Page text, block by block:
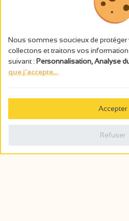
L’abus d’alcool est dangereux pour
Politique de confidentialité
Nous sommes soucieux de
collectons et traitons vos
suivant : Personnalisation, Analyse
que j'accepte...
Accepter
Refuser